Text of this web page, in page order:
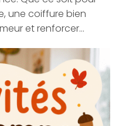
une coiffure bien
et renforcer…